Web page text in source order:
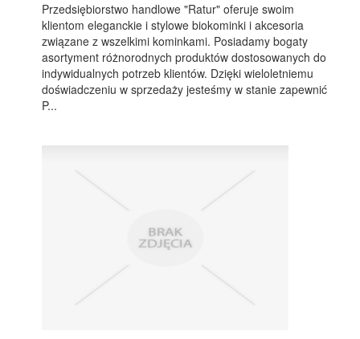
Przedsiębiorstwo handlowe "Ratur" oferuje swoim
klientom eleganckie i stylowe biokominki i akcesoria
związane z wszelkimi kominkami. Posiadamy bogaty
asortyment różnorodnych produktów dostosowanych do
indywidualnych potrzeb klientów. Dzięki wieloletniemu
doświadczeniu w sprzedaży jesteśmy w stanie zapewnić
P...